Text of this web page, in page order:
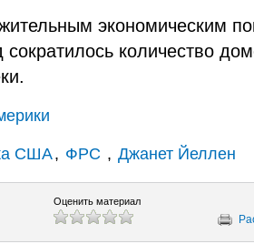
экономическим
сократилось количество
США, ФРС , Джанет Йеллен
Оценить материал